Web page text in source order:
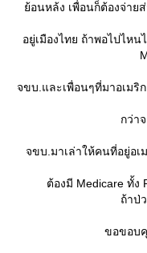
อนหล้ง เพื่อนก็ต้องจ่ายส่
อยู่เมืองไทย ถ้าพอไปไห
จขบ.และเพื่อนๆที่มาอเมริ
กว่า
จขบ.มาเล่าให้คนที่อยู่อ
ต้องมี Medicare ทั้ง
ถ้าป่
ขอขอบ